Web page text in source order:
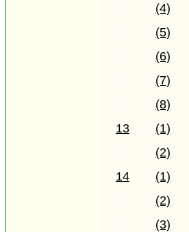
(4)
(5)
(6)
(7)
(8)
13
(1)
(2)
14
(1)
(2)
(3)